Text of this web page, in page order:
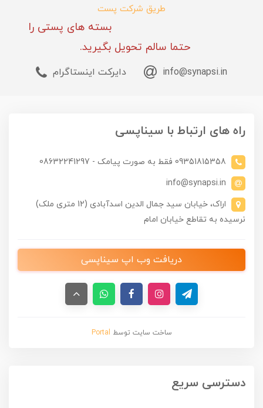
طریق شرکت پست
بسته های پستی را
حتما سالم تحویل بگیرید.
info@synapsi.in دایرکت اینستاگرام
راه های ارتباط با سیناپسی
09351815358 فقط به صورت پیامک - 08632241297
info@synapsi.in
اراک، خیابان سید جمال الدین اسدآبادی (12 متری ملک)
نرسیده به تقاطع خیابان امام
دریافت وب اپ سیناپسی
ساخت سایت توسط Portal
دسترسی سریع